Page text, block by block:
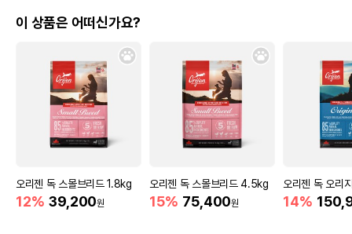
이 상품은 어떠신가요?
오리젠 독 스몰브리드 1.8kg
12% 39,200원
오리젠 독 스몰브리드 4.5kg
15% 75,400원
오리젠 독 오리
14%